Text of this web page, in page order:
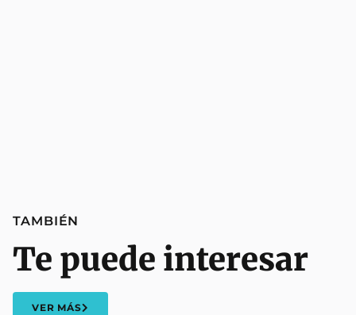
TAMBIÉN
Te puede interesar
VER MÁS